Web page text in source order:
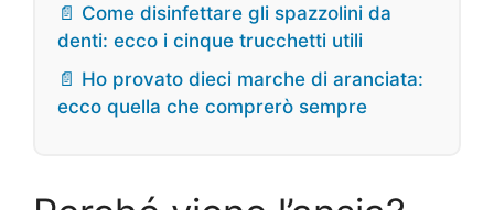
📄 Come disinfettare gli spazzolini da
denti: ecco i cinque trucchetti utili
📄 Ho provato dieci marche di aranciata:
ecco quella che comprerò sempre